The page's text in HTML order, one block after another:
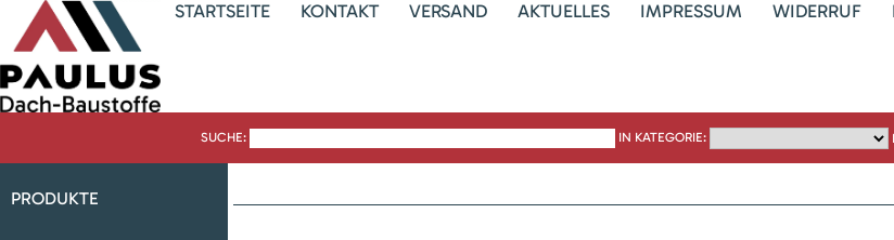
STARTSEITE KONTAKT VERSAND AKTUELLES IMPRESSUM WIDERRUF
SUCHE: IN KATEGORIE:
PRODUKTE